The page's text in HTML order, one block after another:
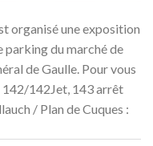
organisé une exposition
parking du marché de
de Gaulle. Pour vous
142/142Jet, 143 arrêt
/ Plan de Cuques :